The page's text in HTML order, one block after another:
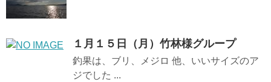
１月１５日（月）竹林様グループ
釣果は、ブリ、メジロ 他、いいサイズのア
ジでした ...